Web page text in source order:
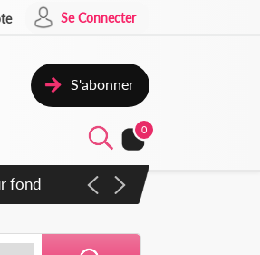
Se Connecter
S'abonner
0